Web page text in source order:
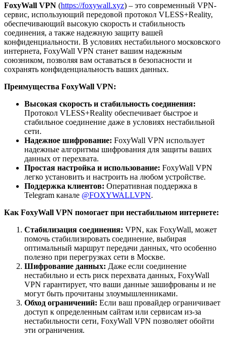
FoxyWall VPN (https://foxywall.xyz) – это современный VPN-
сервис, использующий передовой протокол VLESS+Reality,
обеспечивающий высокую скорость и стабильность
соединения, а также надежную защиту вашей
конфиденциальности. В условиях нестабильного московского
интернета, FoxyWall VPN станет вашим надежным
союзником, позволяя вам оставаться в безопасности и
сохранять конфиденциальность ваших данных.
Преимущества FoxyWall VPN:
Высокая скорость и стабильность соединения:
Протокол VLESS+Reality обеспечивает быстрое и
стабильное соединение даже в условиях нестабильной
сети.
Надежное шифрование: FoxyWall VPN использует
надежные алгоритмы шифрования для защиты ваших
данных от перехвата.
Простая настройка и использование: FoxyWall VPN
легко установить и настроить на любом устройстве.
Поддержка клиентов: Оперативная поддержка в
Telegram канале @FOXYWALLVPN.
Как FoxyWall VPN помогает при нестабильном интернете:
Стабилизация соединения: VPN, как FoxyWall, может
помочь стабилизировать соединение, выбирая
оптимальный маршрут передачи данных, что особенно
полезно при перегрузках сети в Москве.
Шифрование данных: Даже если соединение
нестабильно и есть риск перехвата данных, FoxyWall
VPN гарантирует, что ваши данные зашифрованы и не
могут быть прочитаны злоумышленниками.
Обход ограничений: Если ваш провайдер ограничивает
доступ к определенным сайтам или сервисам из-за
нестабильности сети, FoxyWall VPN позволяет обойти
эти ограничения.